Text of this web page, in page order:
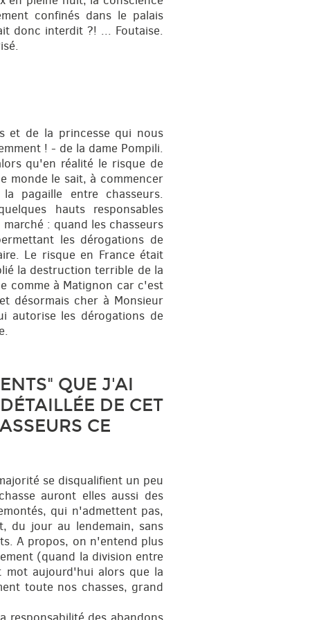
confinés dans le palais
donc interdit ?! ... Foutaise.
et de la princesse qui nous
! - de la dame Pompili.
qu'en réalité le risque de
monde le sait, à commencer
pagaille entre chasseurs.
hauts responsables
: quand les chasseurs
les dérogations de
Le risque en France était
la destruction terrible de la
comme à Matignon car c'est
désormais cher à Monsieur
autorise les dérogations de
QUE J'AI
DE CET
CE
se disqualifient un peu
auront elles aussi des
qui n'admettent pas,
du jour au lendemain, sans
A propos, on n'entend plus
(quand la division entre
mot aujourd'hui alors que la
toute nos chasses, grand